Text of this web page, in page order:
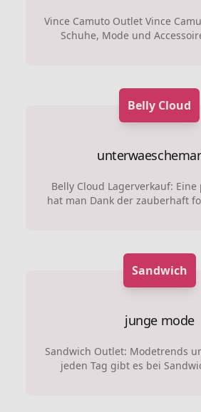
Vince Camuto Outlet Vince
Schuhe, Mode und
Belly Cloud
Belly Cloud Lagerverkauf:
hat man Dank der zauberhaft
Sandwich
junge mode
Sandwich Outlet: Modetrends
jeden Tag gibt es bei